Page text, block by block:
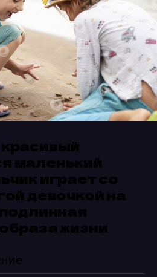
маленький
играет со
девочкой на
жизни